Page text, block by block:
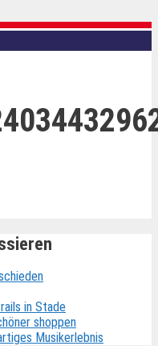
in Stade
shoppen
Musikerlebnis